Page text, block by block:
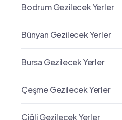
Bodrum Gezilecek Yerler
Bünyan Gezilecek Yerler
Bursa Gezilecek Yerler
Çeşme Gezilecek Yerler
Çiğli Gezilecek Yerler